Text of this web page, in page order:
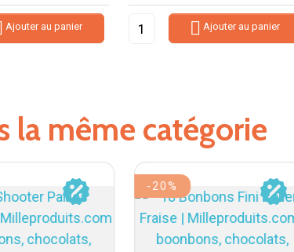
Ajouter au panier  Ajouter au panier
la même catégorie
-20%